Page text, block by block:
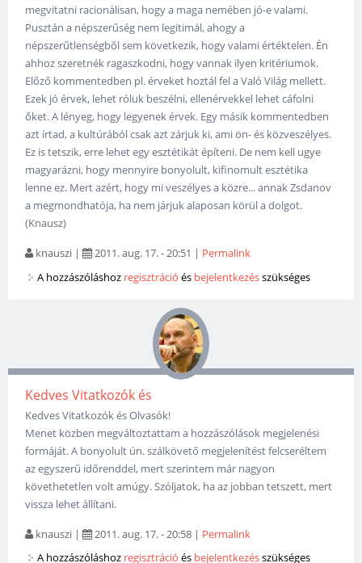
megvitatni racionálisan, hogy a maga nemében jó-e valami.
Pusztán a népszerűség nem legitimál, ahogy a
népszerűtlenségből sem következik, hogy valami értéktelen. Én
ahhoz szeretnék ragaszkodni, hogy vannak ilyen kritériumok.
Előző kommentedben pl. érveket hoztál fel a Való Világ mellett.
Ezek jó érvek, lehet róluk beszélni, ellenérvekkel lehet cáfolni
őket. A lényeg, hogy legyenek érvek. Egy másik kommentedben
azt írtad, a kultúrából csak azt zárjuk ki, ami ön- és közveszélyes.
Ez is tetszik, erre lehet egy esztétikát építeni. De nem kell ugye
magyarázni, hogy mennyire bonyolult, kifinomult esztétika
lenne ez. Mert azért, hogy mi veszélyes a közre... annak Zsdanov
a megmondhatója, ha nem járjuk alaposan körül a dolgot.
(Knausz)
knauszi | 2011. aug. 17. - 20:51 | Permalink
A hozzászóláshoz regisztráció és bejelentkezésszükséges
Kedves Vitatkozók és
Kedves Vitatkozók és Olvasók!
Menet közben megváltoztattam a hozzászólások megjelenési
formáját. A bonyolult ún. szálkövető megjelenítést felcseréltem
az egyszerű időrenddel, mert szerintem már nagyon
követhetetlen volt amúgy. Szóljatok, ha az jobban tetszett, mert
vissza lehet állítani.
knauszi | 2011. aug. 17. - 20:58 | Permalink
A hozzászóláshoz regisztráció és bejelentkezésszükséges